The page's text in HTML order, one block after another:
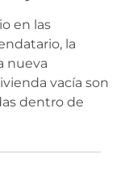
en las
la
nueva
vacía son
dentro de